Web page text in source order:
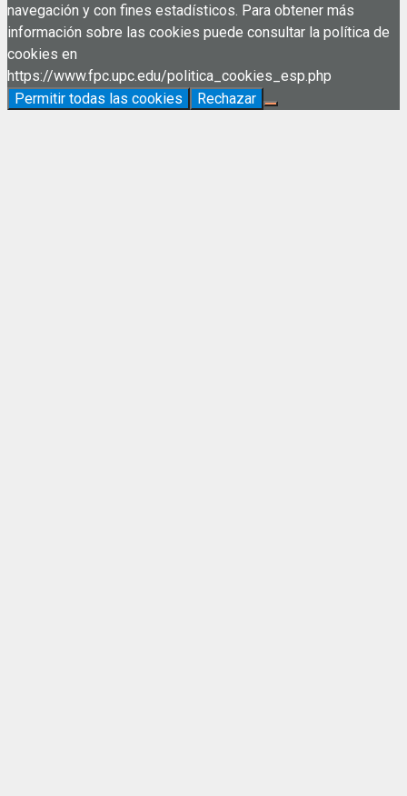
navegación y con fines estadísticos. Para obtener más
información sobre las cookies puede consultar la política de
cookies en
https://www.fpc.upc.edu/politica_cookies_esp.php
Permitir todas las cookies
Rechazar